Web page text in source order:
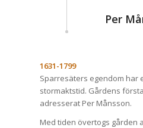
Per
1631-1799
Sparresäters egendom har
stormaktstid. Gårdens
adresserat Per Månsson.
Med tiden övertogs gården